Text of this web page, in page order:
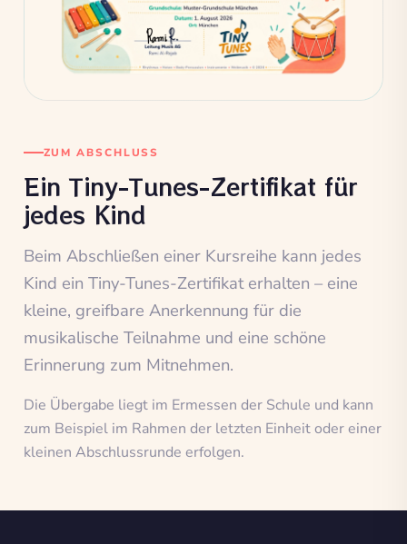
ZUM ABSCHLUSS
Ein Tiny-Tunes-Zertifikat für
jedes Kind
Beim Abschließen einer Kursreihe kann jedes
Kind ein Tiny-Tunes-Zertifikat erhalten – eine
kleine, greifbare Anerkennung für die
musikalische Teilnahme und eine schöne
Erinnerung zum Mitnehmen.
Die Übergabe liegt im Ermessen der Schule und kann
zum Beispiel im Rahmen der letzten Einheit oder einer
kleinen Abschlussrunde erfolgen.